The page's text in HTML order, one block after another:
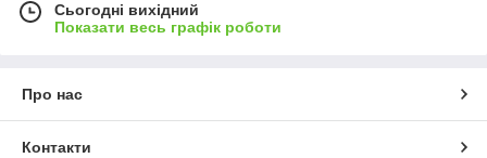
Сьогодні вихідний
Показати весь графік роботи
Про нас
Контакти